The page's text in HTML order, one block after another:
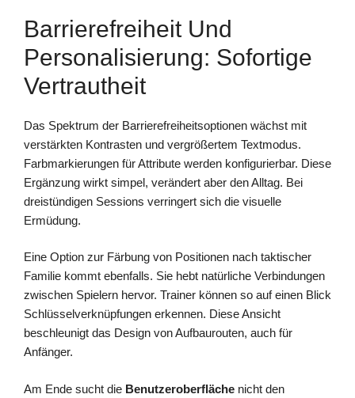
Barrierefreiheit Und
Personalisierung: Sofortige
Vertrautheit
Das Spektrum der Barrierefreiheitsoptionen wächst mit
verstärkten Kontrasten und vergrößertem Textmodus.
Farbmarkierungen für Attribute werden konfigurierbar. Diese
Ergänzung wirkt simpel, verändert aber den Alltag. Bei
dreistündigen Sessions verringert sich die visuelle
Ermüdung.
Eine Option zur Färbung von Positionen nach taktischer
Familie kommt ebenfalls. Sie hebt natürliche Verbindungen
zwischen Spielern hervor. Trainer können so auf einen Blick
Schlüsselverknüpfungen erkennen. Diese Ansicht
beschleunigt das Design von Aufbaurouten, auch für
Anfänger.
Am Ende sucht die Benutzeroberfläche nicht den